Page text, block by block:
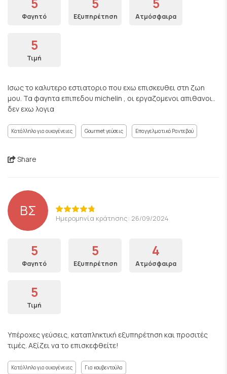
Φαγητό Εξυπηρέτηση Ατμόσφαιρα
5
Τιμή
Ισως το καλυτερο εστιατοριο που εχω επισκευθει στη ζωη
μου. Τα φαγητα επιπεδου michelin , οι εργαζομενοι απιθανοι..
δεν εχω λογια
Κατάλληλο για οικογένειες Gourmet γεύσεις Επαγγελματικό Ραντεβού
Share
ΒΣ Ημερομηνία κράτησης: 26/09/2024
5
Φαγητό
5
Εξυπηρέτηση
4
Ατμόσφαιρα
5
Τιμή
Υπέροχες γεύσεις, καταπληκτική εξυπηρέτηση και προσιτές
τιμές. Αξίζει να το επισκεφθείτε!
Κατάλληλο για οικογένειες Για κουβεντούλα